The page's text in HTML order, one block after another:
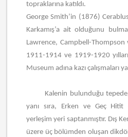
topraklarına katıldı.
George Smith’in (1876) Cerablus
Karkamış’a ait olduğunu
Lawrence, Campbell-
1911-1914 ve 1919-1920
Museum adına kazı çalışmaları
Kalenin bulunduğu tepede,
yanı sıra, Erken ve Geç
yerleşim yeri saptanmıştır. Dış
üzere üç bölümden oluşan